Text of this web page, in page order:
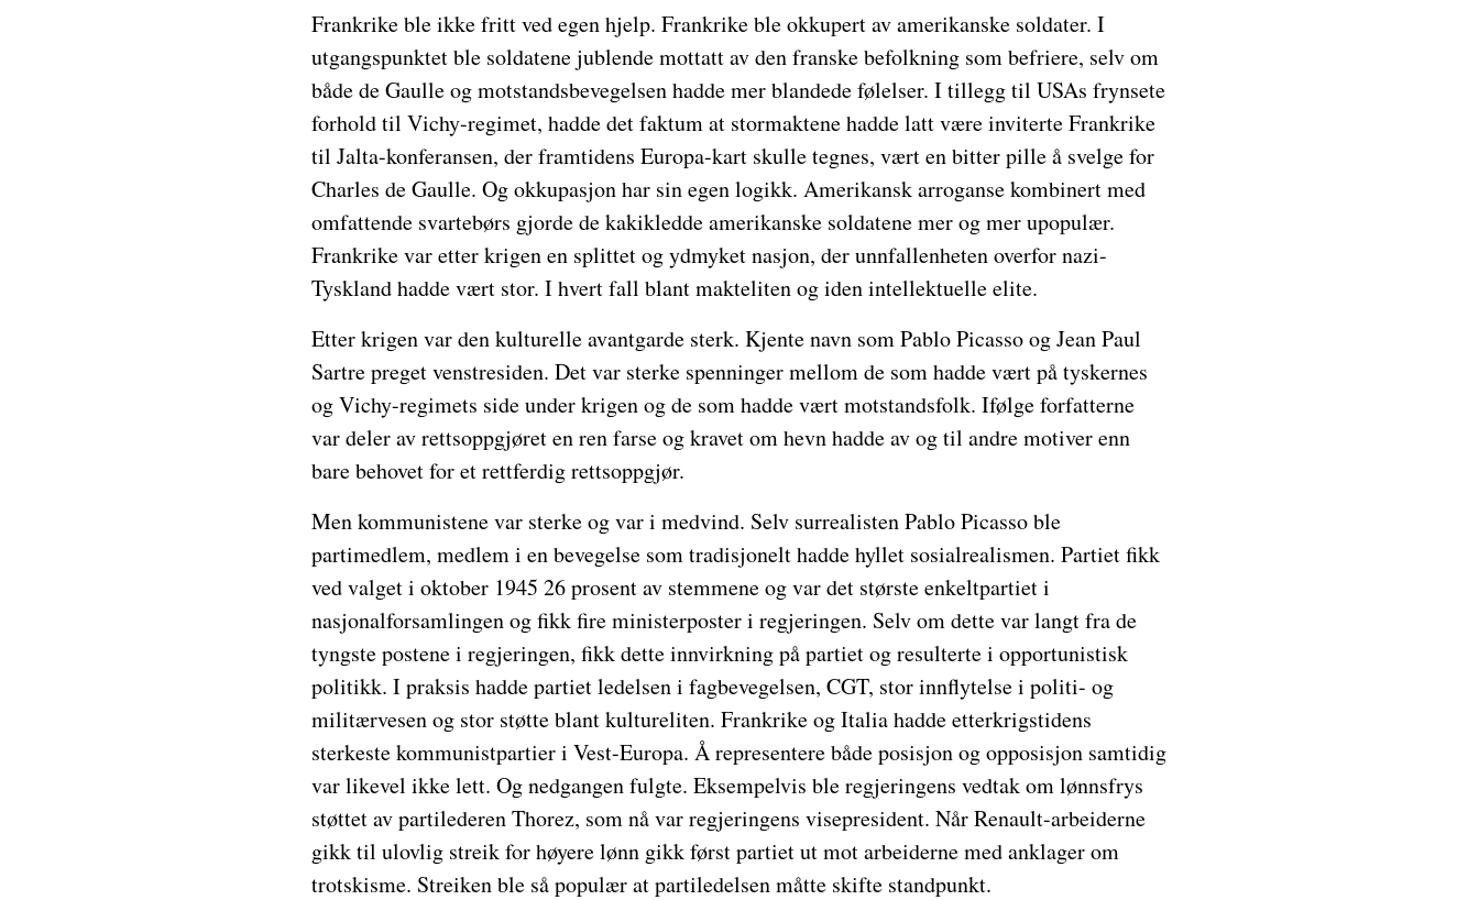
Frankrike ble ikke fritt ved egen hjelp. Frankrike ble okkupert av amerikanske soldater. I
utgangspunktet ble soldatene jublende mottatt av den franske befolkning som befriere, selv om
både de Gaulle og motstandsbevegelsen hadde mer blandede følelser. I tillegg til USAs frynsete
forhold til Vichy-regimet, hadde det faktum at stormaktene hadde latt være inviterte Frankrike
til Jalta-konferansen, der framtidens Europa-kart skulle tegnes, vært en bitter pille å svelge for
Charles de Gaulle. Og okkupasjon har sin egen logikk. Amerikansk arroganse kombinert med
omfattende svartebørs gjorde de kakikledde amerikanske soldatene mer og mer upopulær.
Frankrike var etter krigen en splittet og ydmyket nasjon, der unnfallenheten overfor nazi-
Tyskland hadde vært stor. I hvert fall blant makteliten og iden intellektuelle elite.
Etter krigen var den kulturelle avantgarde sterk. Kjente navn som Pablo Picasso og Jean Paul
Sartre preget venstresiden. Det var sterke spenninger mellom de som hadde vært på tyskernes
og Vichy-regimets side under krigen og de som hadde vært motstandsfolk. Ifølge forfatterne
var deler av rettsoppgjøret en ren farse og kravet om hevn hadde av og til andre motiver enn
bare behovet for et rettferdig rettsoppgjør.
Men kommunistene var sterke og var i medvind. Selv surrealisten Pablo Picasso ble
partimedlem, medlem i en bevegelse som tradisjonelt hadde hyllet sosialrealismen. Partiet fikk
ved valget i oktober 1945 26 prosent av stemmene og var det største enkeltpartiet i
nasjonalforsamlingen og fikk fire ministerposter i regjeringen. Selv om dette var langt fra de
tyngste postene i regjeringen, fikk dette innvirkning på partiet og resulterte i opportunistisk
politikk. I praksis hadde partiet ledelsen i fagbevegelsen, CGT, stor innflytelse i politi- og
militærvesen og stor støtte blant kultureliten. Frankrike og Italia hadde etterkrigstidens
sterkeste kommunistpartier i Vest-Europa. Å representere både posisjon og opposisjon samtidig
var likevel ikke lett. Og nedgangen fulgte. Eksempelvis ble regjeringens vedtak om lønnsfrys
støttet av partilederen Thorez, som nå var regjeringens visepresident. Når Renault-arbeiderne
gikk til ulovlig streik for høyere lønn gikk først partiet ut mot arbeiderne med anklager om
trotskisme. Streiken ble så populær at partiledelsen måtte skifte standpunkt.